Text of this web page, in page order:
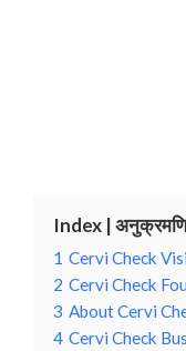
Index |
1 Cervi Check
2 Cervi Check
3 About Cervi
4 Cervi Check